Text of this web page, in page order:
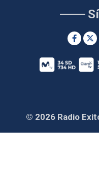
© 2026 Radio